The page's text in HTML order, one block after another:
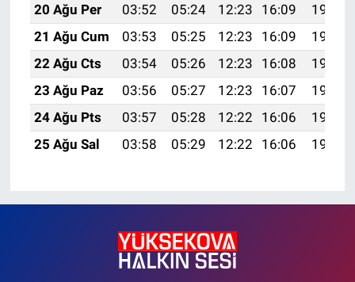
20 Ağu Per
03:52 05:24 12:23 16:09
19:13
21 Ağu Cum
03:53 05:25 12:23 16:09
19:11
22 Ağu Cts
03:54 05:26 12:23 16:08
19:10
23 Ağu Paz
03:56 05:27 12:23 16:07
19:08
24 Ağu Pts
03:57 05:28 12:22 16:06
19:07
25 Ağu Sal
03:58 05:29 12:22 16:06 19:05